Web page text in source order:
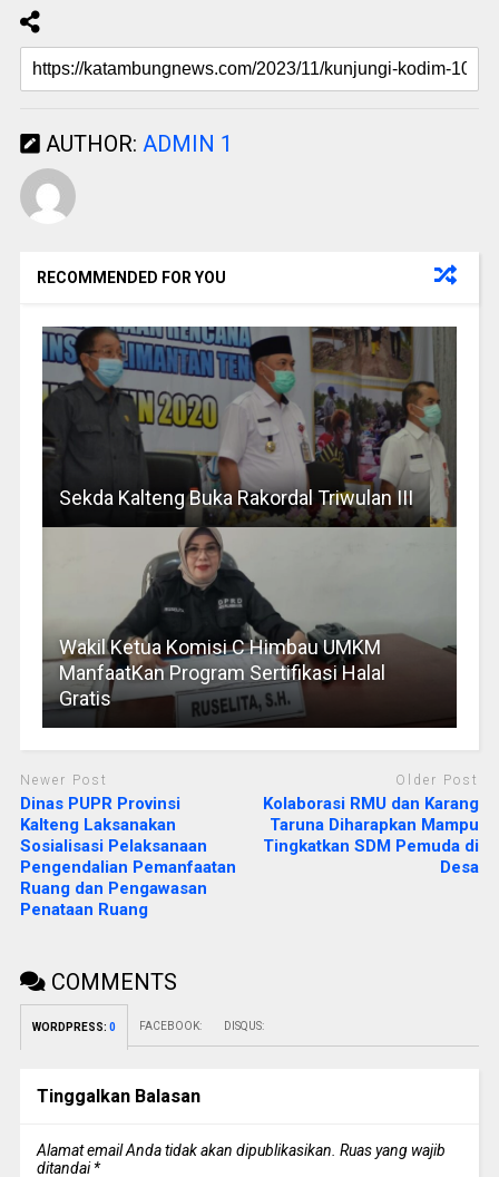
AUTHOR: ADMIN 1
RECOMMENDED FOR YOU
Sekda Kalteng Buka Rakordal Triwulan III
Wakil Ketua Komisi C Himbau UMKM
ManfaatKan Program Sertifikasi Halal
Gratis
Newer Post
Dinas PUPR Provinsi
Kalteng Laksanakan
Sosialisasi Pelaksanaan
Pengendalian Pemanfaatan
Ruang dan Pengawasan
Penataan Ruang
Older Post
Kolaborasi RMU dan Karang
Taruna Diharapkan Mampu
Tingkatkan SDM Pemuda di
Desa
COMMENTS
WORDPRESS: 0 FACEBOOK: DISQUS:
Tinggalkan Balasan
Alamat email Anda tidak akan dipublikasikan. Ruas yang wajib
ditandai*